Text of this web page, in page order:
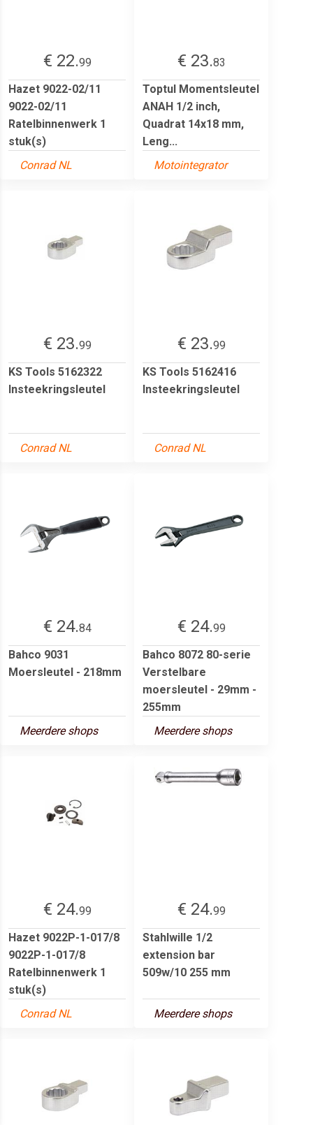
€ 22.99
Hazet 9022-02/11
9022-02/11
Ratelbinnenwerk 1
stuk(s)
Conrad NL
€ 23.83
Toptul Momentsleutel
ANAH 1/2 inch,
Quadrat 14x18 mm,
Leng...
Motointegrator
€ 23.99
KS Tools 5162322
Insteekringsleutel
Conrad NL
€ 23.99
KS Tools 5162416
Insteekringsleutel
Conrad NL
€ 24.84
Bahco 9031
Moersleutel - 218mm
Meerdere shops
€ 24.99
Bahco 8072 80-serie
Verstelbare
moersleutel - 29mm -
255mm
Meerdere shops
€ 24.99
Hazet 9022P-1-017/8
9022P-1-017/8
Ratelbinnenwerk 1
stuk(s)
Conrad NL
€ 24.99
Stahlwille 1/2
extension bar
509w/10 255 mm
Meerdere shops